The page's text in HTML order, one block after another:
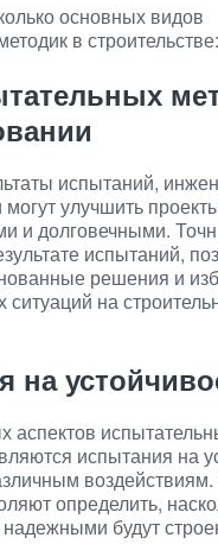
основных видов
в строительстве:
испытаний,
улучшить
и долговечными.
испытаний,
решения и
на
на
испытания на
определить,
будут